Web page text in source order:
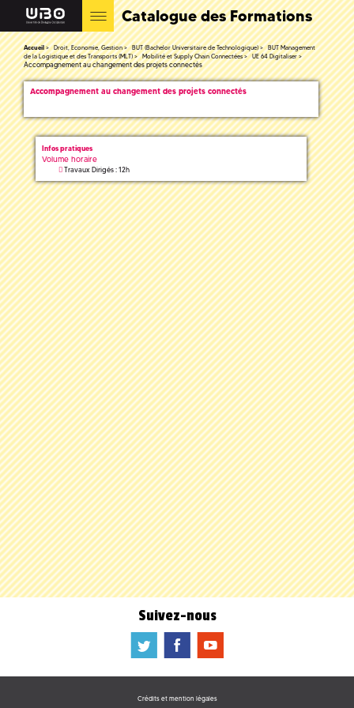
Catalogue des Formations
Accueil Droit, Economie, Gestion BUT (Bachelor Universitaire de Technologique)
BUT Management
de la Logistique et des Transports (MLT)
Mobilité et Supply Chain Connectées UE 64 Digitaliser
Accompagnement au changement des projets connectés
Accompagnement au changement des projets connectés
Infos pratiques
Volume horaire
Travaux Dirigés : 12h
Suivez-nous
a b f
Crédits et mention légales